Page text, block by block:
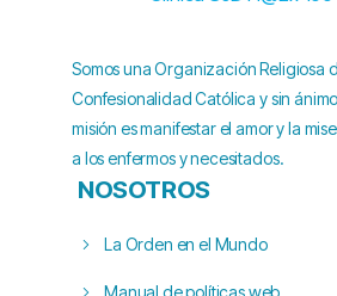
Somos una Organización Religiosa
Confesionalidad Católica y sin
misión es manifestar el amor y la
a los enfermos y necesitados.
NOSOTROS
La Orden en el Mundo